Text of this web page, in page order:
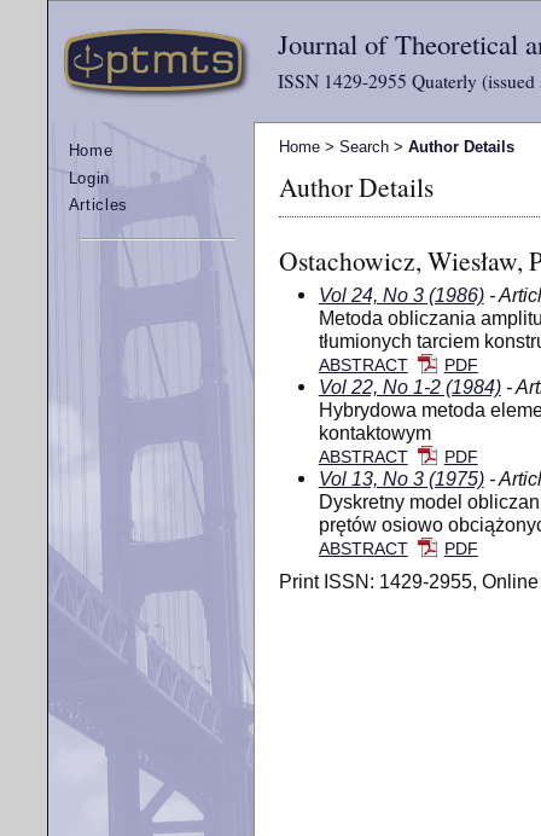
Journal of Theoretical
ISSN 1429-2955 Quaterly
Home
Login
Articles
Home >Search >Author Details
Author Details
Ostachowicz, Wiesław,
Vol 24, No 3 (1986)-
Metoda obliczania
tłumionych tarciem
ABSTRACT PDF
Vol 22, No 1-2 (1984)-
Hybrydowa metoda
kontaktowym
ABSTRACT PDF
Vol 13, No 3 (1975)-
Dyskretny model
prętów osiowo
ABSTRACT PDF
Print ISSN: 1429-2955,